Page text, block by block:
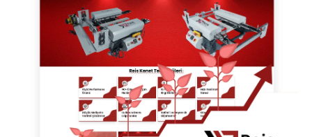
POLİÇESOR - DİJİTAL REKLAMCILIK